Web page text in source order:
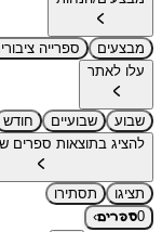
מבצעים
ספרייה
עלו לאתר
שבוע שבועיים חודש
להציג בתוצאות ספרים
תציגו
תסתירו
0ספרים›